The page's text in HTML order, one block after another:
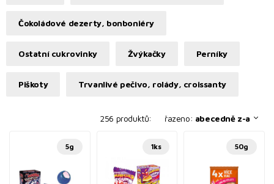
Čokoládové dezerty, bonboniéry
Ostatní cukrovinky Žvýkačky Perníky
Piškoty Trvanlivé pečivo, rolády, croissanty
256 produktů: řazeno: abecedně z-a
5g 1ks 50g